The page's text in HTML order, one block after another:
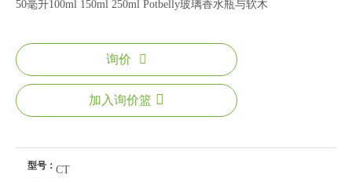
50毫升100ml 150ml 250ml Potbelly玻璃香水瓶与软木
询价
加入询价篮
型号： CT